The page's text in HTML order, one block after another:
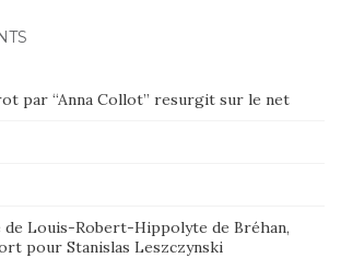
par “Anna Collot” resurgit sur le net
Louis-Robert-Hippolyte de Bréhan,
pour Stanislas Leszczynski